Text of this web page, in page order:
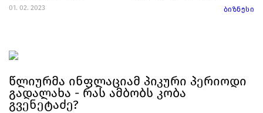
01. 02. 2023 ბიზნესი
წლიურმა ინფლაციამ პიკური პერიოდი
გადალახა - რას ამბობს კობა
გვენეტაძე?